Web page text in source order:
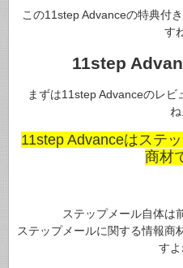
この11step Advanceの特典付
す
11step
まずは11step Advanceのレ
ね
11step Advanceはステ
商材
ステップメール自体は
ステップメールに関する情報商
すよ